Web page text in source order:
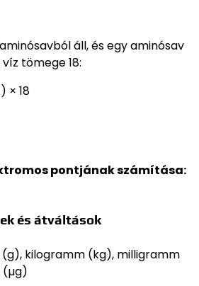
áll, és egy aminósav
tömege 18:
× 18
pontjának számítása:
és átváltások
kilogramm (kg), milligramm
(µg)